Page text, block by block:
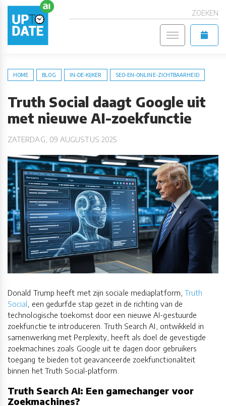
ZOEKEN
HOME BLOG IN-DE-KIJKER SEO-EN-ONLINE-ZICHTBAARHEID
Truth Social daagt Google uit
met nieuwe AI-zoekfunctie
ZATERDAG, 09 AUGUSTUS 2025
Donald Trump heeft met zijn sociale mediaplatform, Truth
Social
, een gedurfde stap gezet in de richting van de
technologische toekomst door een nieuwe AI-gestuurde
zoekfunctie te introduceren. Truth Search AI, ontwikkeld in
samenwerking met Perplexity, heeft als doel de gevestigde
zoekmachines zoals Google uit te dagen door gebruikers
toegang te bieden tot geavanceerde zoekfunctionaliteit
binnen het Truth Social-platform.
Truth Search AI: Een gamechanger voor
Zoekmachines?